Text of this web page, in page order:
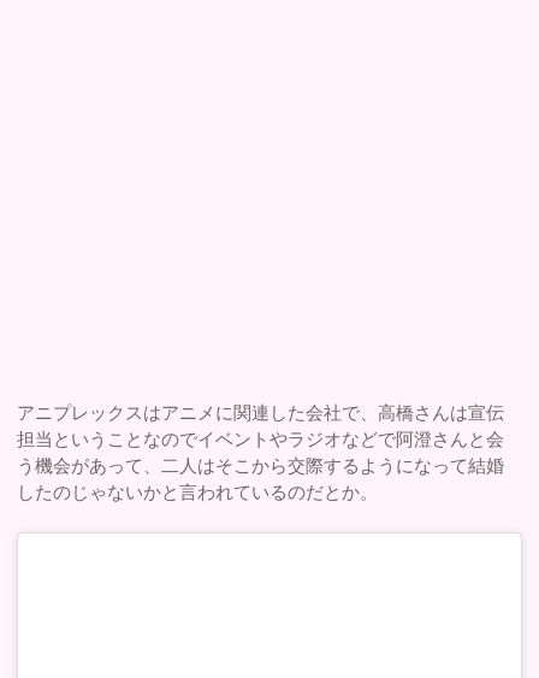
アニプレックスはアニメに関連した会社で、高橋さんは宣伝
担当ということなのでイベントやラジオなどで阿澄さんと会
う機会があって、二人はそこから交際するようになって結婚
したのじゃないかと言われているのだとか。